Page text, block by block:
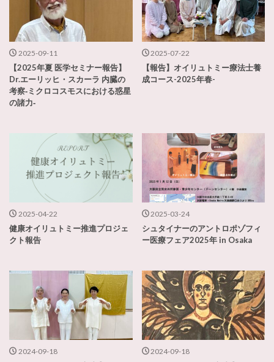
2025-09-11
【2025年夏 医学セミナー報告】
Dr.エーリッヒ・スカーラ 内臓の
考察‐ミクロコスモスにおける惑星
の諸力‐
2025-07-22
【報告】オイリュトミー療法士養
成コース-2025年春-
2025-04-22
健康オイリュトミー推進プロジェ
クト報告
2025-03-24
シュタイナーのアントロポゾフィ
ー医療フェア2025年 in Osaka
2024-09-18 2024-09-18